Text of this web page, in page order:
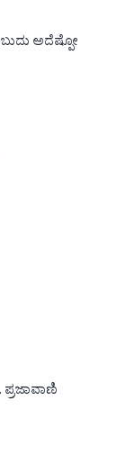
ಅದೆಷ್ಪೋ
ಪ್ರಜಾವಾಣಿ